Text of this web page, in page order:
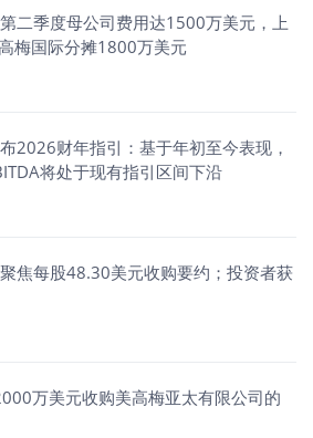
二季度母公司费用达1500万美元，上
梅国际分摊1800万美元
2026财年指引：基于年初至今表现，
将处于现有指引区间下沿
焦每股48.30美元收购要约；投资者获
万美元收购美高梅亚太有限公司的